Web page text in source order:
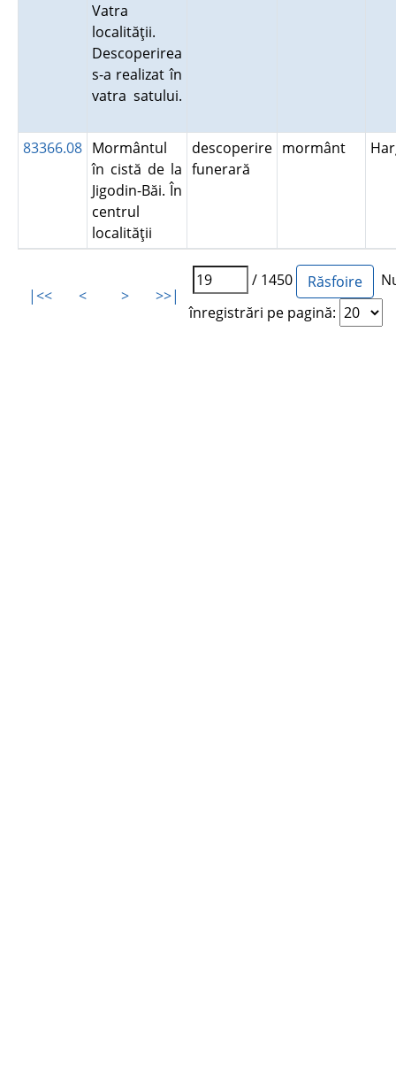
Vatra
localităţii.
Descoperirea
s-a realizat în
vatra satului.
83366.08 Mormântul
în cistă de la
Jigodin-Băi. În
centrul
localităţii
descoperire
funerară
mormânt
|<< < > >>|
/ 1450
înregistrări pe pagină: